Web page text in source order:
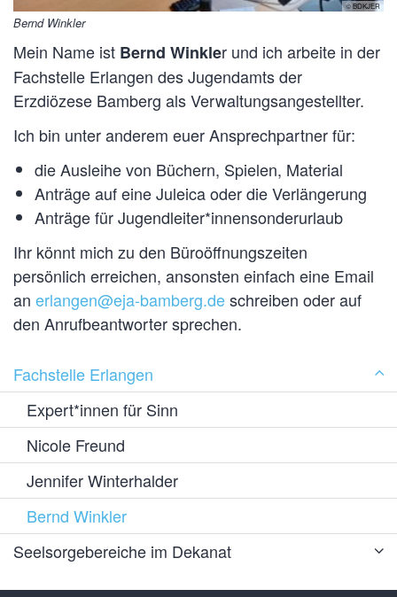
© BDKJER
Bernd Winkler
Mein Name ist Bernd Winkler und ich arbeite in der
Fachstelle Erlangen des Jugendamts der
Erzdiözese Bamberg als Verwaltungsangestellter.
Ich bin unter anderem euer Ansprechpartner für:
die Ausleihe von Büchern, Spielen, Material
Anträge auf eine Juleica oder die Verlängerung
Anträge für Jugendleiter*innensonderurlaub
Ihr könnt mich zu den Büroöffnungszeiten
persönlich erreichen, ansonsten einfach eine Email
an erlangen@eja-bamberg.deschreiben oder auf
den Anrufbeantworter sprechen.
Fachstelle Erlangen
Expert*innen für Sinn
Nicole Freund
Jennifer Winterhalder
Bernd Winkler
Seelsorgebereiche im Dekanat